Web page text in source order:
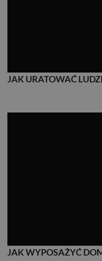
JAK URATOWAĆ
JAK WYPOSAŻYĆ